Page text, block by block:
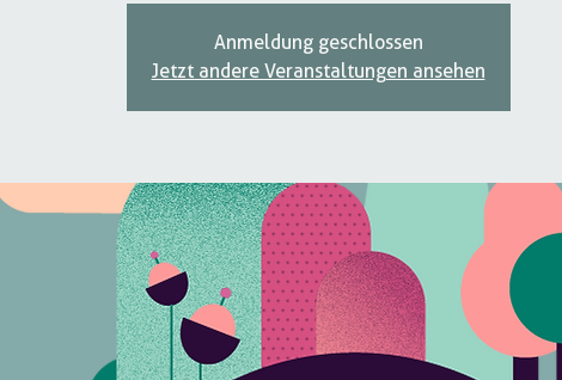
Anmeldung geschlossen
Jetzt andere Veranstaltungen ansehen